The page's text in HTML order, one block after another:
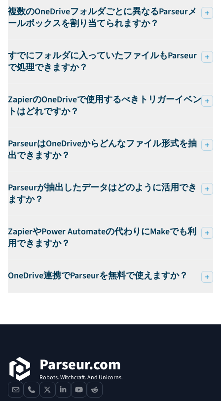
複数のOneDriveフォルダごとに異なるParseurメ
ールボックスを割り当てられますか？
すでにフォルダに入っていたファイルもParseur
で処理できますか？
ZapierのOneDriveで使用するべきトリガーイベン
トはどれですか？
ParseurはOneDriveからどんなファイル形式を抽
出できますか？
Parseurが抽出したデータはどのように活用でき
ますか？
ZapierやPower Automateの代わりにMakeでも利
用できますか？
OneDrive連携でParseurを無料で使えますか？
Parseur.com
Robots. Witchcraft. And Unicorns.
contactphone
x linkedinyoutube
reddit